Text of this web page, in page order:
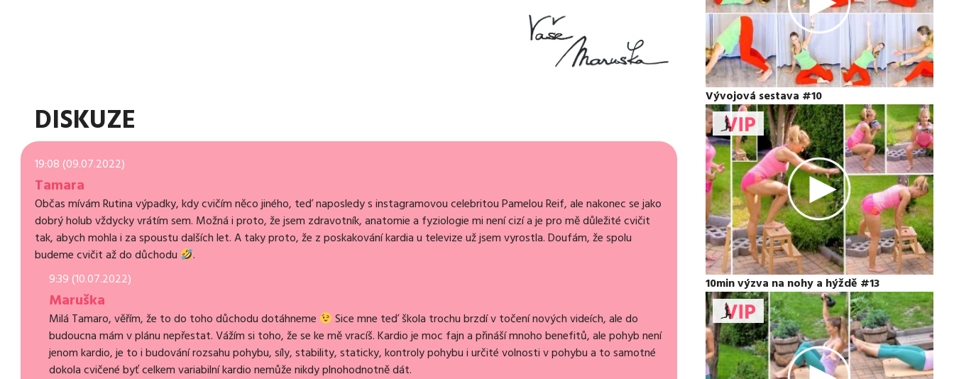
Vývojová sestava #10
10min výzva na nohy a hýždě #13
DISKUZE
19:08 (09.07.2022)
Tamara
Občas mívám Rutina výpadky, kdy cvičím něco jiného, teď naposledy s instagramovou celebritou Pamelou Reif, ale nakonec se jako
dobrý holub vždycky vrátím sem. Možná i proto, že jsem zdravotník, anatomie a fyziologie mi není cizí a je pro mě důležité cvičit
tak, abych mohla i za spoustu dalších let. A taky proto, že z poskakování kardia u televize už jsem vyrostla. Doufám, že spolu
budeme cvičit až do důchodu
.
9:39 (10.07.2022)
Maruška
Milá Tamaro, věřím, že to do toho důchodu dotáhneme
Sice mne teď škola trochu brzdí v točení nových videích, ale do
budoucna mám v plánu nepřestat. Vážím si toho, že se ke mě vracíš. Kardio je moc fajn a přináší mnoho benefitů, ale pohyb není
jenom kardio, je to i budování rozsahu pohybu, síly, stability, staticky, kontroly pohybu i určité volnosti v pohybu a to samotné
dokola cvičené byť celkem variabilní kardio nemůže nikdy plnohodnotně dát.